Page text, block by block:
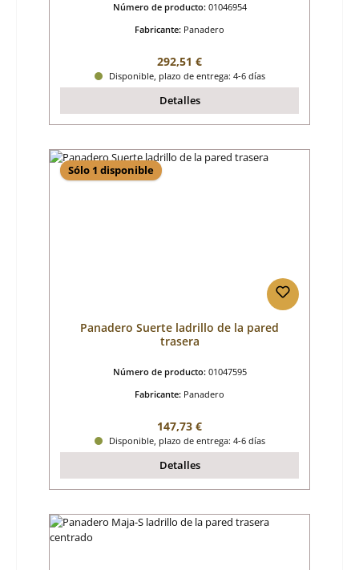
Número de producto: 01046954
Fabricante: Panadero
Precio normal:
292,51 €
Disponible, plazo de entrega: 4-6 días
Detalles
Sólo 1 disponible
Panadero Suerte ladrillo de la pared
trasera
Número de producto: 01047595
Fabricante: Panadero
Precio normal:
147,73 €
Disponible, plazo de entrega: 4-6 días
Detalles